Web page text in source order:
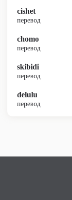
cishet
перевод
chomo
перевод
skibidi
перевод
delulu
перевод